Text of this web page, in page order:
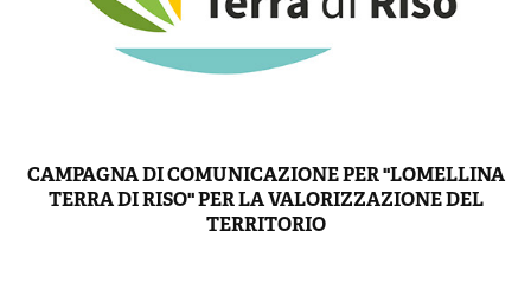
CAMPAGNA DI COMUNICAZIONE PER "LOMELLINA
TERRA DI RISO" PER LA VALORIZZAZIONE DEL
TERRITORIO